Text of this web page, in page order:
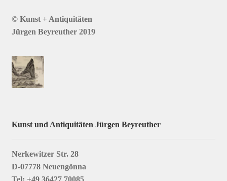
© Kunst + Antiquitäten
Jürgen Beyreuther 2019
Kunst und Antiquitäten Jürgen Beyreuther
Nerkewitzer Str. 28
D-07778 Neuengönna